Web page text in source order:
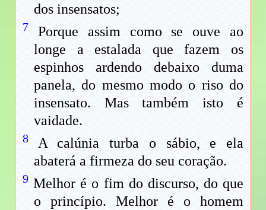
dos insensatos;
7
Porque assim como se ouve ao
longe a estalada que fazem os
espinhos ardendo debaixo duma
panela, do mesmo modo o riso do
insensato. Mas também isto é
vaidade.
8
A calúnia turba o sábio, e ela
abaterá a firmeza do seu coração.
9 Melhor é o fim do discurso, do que
o princípio. Melhor é o homem